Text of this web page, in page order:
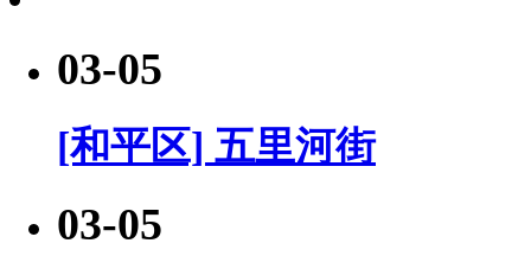
03-05
[和平区] 五里河街
03-05